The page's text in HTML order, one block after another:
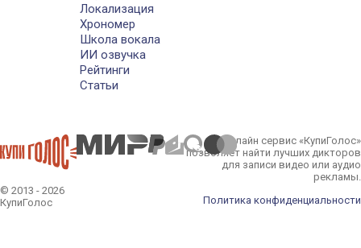
Локализация
Хрономер
Школа вокала
ИИ озвучка
Рейтинги
Статьи
© 2013 - 2026
КупиГолос
Онлайн сервис «КупиГолос»
позволяет найти лучших дикторов
для записи видео или аудио
рекламы.
Политика конфиденциальности